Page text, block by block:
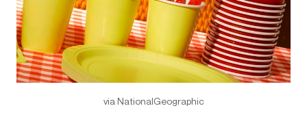
via NationalGeographic